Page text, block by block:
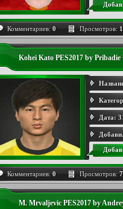
Комментариев: 0 Просмотров:
Kohei Kato PES2017 by Pribadie
Дата:
Комментариев: 0 Просмотров:
M. Mrvaljevic PES2017 by